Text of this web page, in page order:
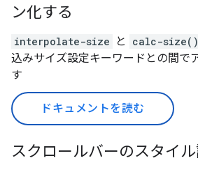
ン化する
interpolate-size と calc-size()
込みサイズ設定キーワードとの間で
す
ドキュメントを読む
スクロールバーのスタイ